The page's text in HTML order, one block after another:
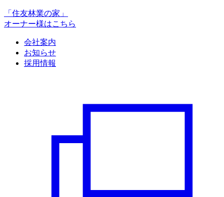
「住友林業の家」
オーナー様はこちら
会社案内
お知らせ
採用情報